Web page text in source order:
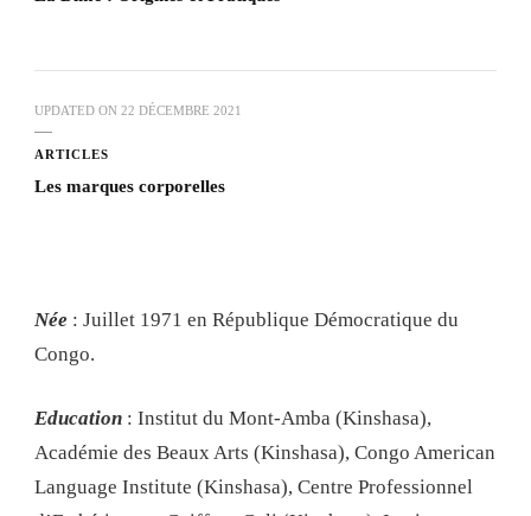
UPDATED ON 22 DÉCEMBRE 2021
ARTICLES
Les marques corporelles
Née : Juillet 1971 en République Démocratique du
Congo.
Education : Institut du Mont-Amba (Kinshasa),
Académie des Beaux Arts (Kinshasa), Congo American
Language Institute (Kinshasa), Centre Professionnel